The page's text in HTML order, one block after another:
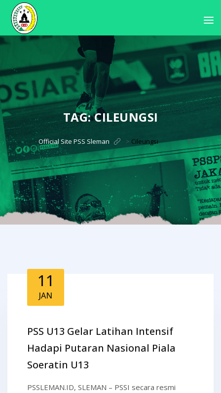
TAG:CILEUNGSI
Official Site PSS Sleman > Cileungsi ?>
11
JAN
PSS U13 Gelar Latihan Intensif
Hadapi Putaran Nasional Piala
Soeratin U13
PSSLEMAN.ID, SLEMAN – PSSI secara resmi